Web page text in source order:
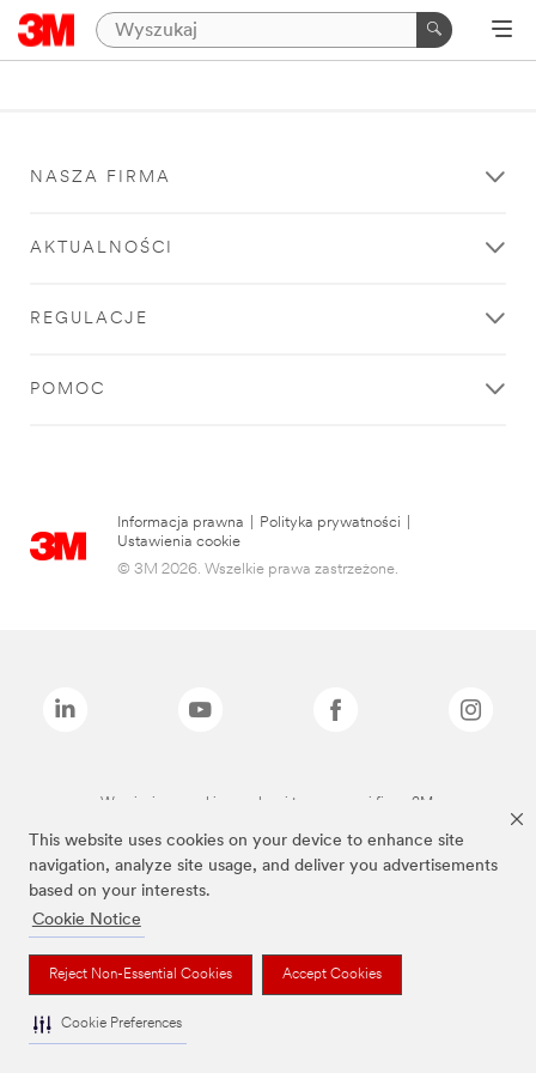
This website uses cookies on your device to enhance site
navigation, analyze site usage, and deliver you advertisements
based on your interests.
Cookie Notice
Reject Non-Essential Cookies Accept Cookies
Cookie Preferences
NASZA FIRMA
AKTUALNOŚCI
REGULACJE
POMOC
Informacja prawna Polityka prywatności
Ustawienia cookie
© 3M 2026. Wszelkie prawa zastrzeżone.
Wymienione marki są znakami towarowymi firmy 3M.